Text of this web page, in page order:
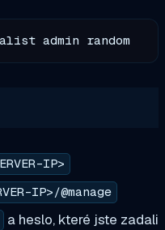
IP>
IP>/@manage
a heslo, které jste zadali